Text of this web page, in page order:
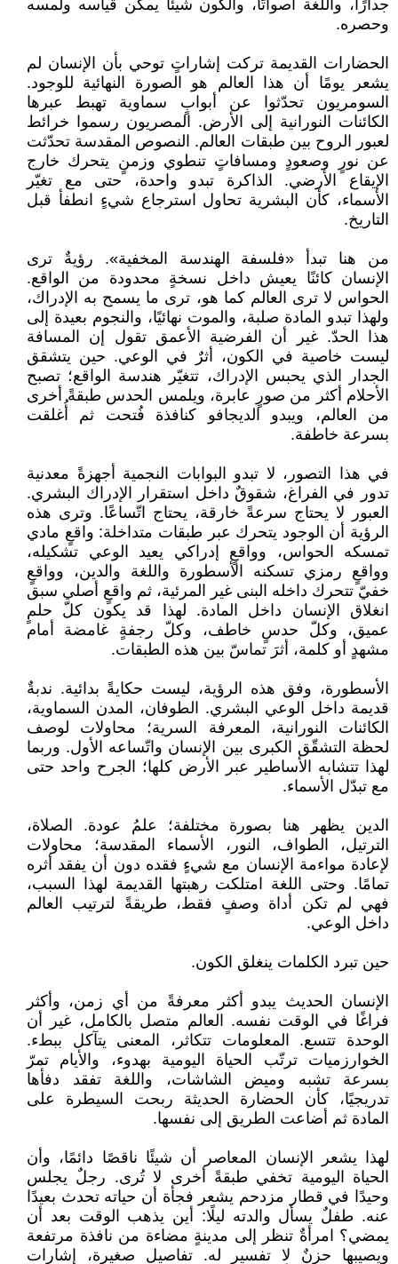
جدارًا، واللغة أصواتًا، والكون شيئًا يمكن قياسه ولمسه
وحصره.
الحضارات القديمة تركت إشاراتٍ توحي بأن الإنسان لم
يشعر يومًا أن هذا العالم هو الصورة النهائية للوجود.
السومريون تحدّثوا عن أبوابٍ سماوية تهبط عبرها
الكائنات النورانية إلى الأرض. المصريون رسموا خرائط
لعبور الروح بين طبقات العالم. النصوص المقدسة تحدّثت
عن نورٍ وصعودٍ ومسافاتٍ تنطوي وزمنٍ يتحرك خارج
الإيقاع الأرضي. الذاكرة تبدو واحدة، حتى مع تغيّر
الأسماء، كأن البشرية تحاول استرجاع شيءٍ انطفأ قبل
التاريخ.
من هنا تبدأ «فلسفة الهندسة المخفية». رؤيةٌ ترى
الإنسان كائنًا يعيش داخل نسخةٍ محدودة من الواقع.
الحواس لا ترى العالم كما هو، ترى ما يسمح به الإدراك،
ولهذا تبدو المادة صلبة، والموت نهائيًا، والنجوم بعيدة إلى
هذا الحدّ. غير أن الفرضية الأعمق تقول إن المسافة
ليست خاصية في الكون، أثرٌ في الوعي. حين يتشقق
الجدار الذي يحبس الإدراك، تتغيّر هندسة الواقع؛ تصبح
الأحلام أكثر من صورٍ عابرة، ويلمس الحدس طبقةً أخرى
من العالم، ويبدو الديجافو كنافذة فُتحت ثم أُغلقت
بسرعة خاطفة.
في هذا التصور، لا تبدو البوابات النجمية أجهزةً معدنية
تدور في الفراغ، شقوقٌ داخل استقرار الإدراك البشري.
العبور لا يحتاج سرعةً خارقة، يحتاج اتّساعًا. وترى هذه
الرؤية أن الوجود يتحرك عبر طبقات متداخلة: واقعٍ مادي
تمسكه الحواس، وواقعٍ إدراكي يعيد الوعي تشكيله،
وواقعٍ رمزي تسكنه الأسطورة واللغة والدين، وواقعٍ
خفيّ تتحرك داخله البنى غير المرئية، ثم واقعٍ أصلي سبق
انغلاق الإنسان داخل المادة. لهذا قد يكون كلّ حلمٍ
عميق، وكلّ حدسٍ خاطف، وكلّ رجفةٍ غامضة أمام
مشهدٍ أو كلمة، أثرَ تماسّ بين هذه الطبقات.
الأسطورة، وفق هذه الرؤية، ليست حكايةً بدائية. ندبةٌ
قديمة داخل الوعي البشري. الطوفان، المدن السماوية،
الكائنات النورانية، المعرفة السرية؛ محاولات لوصف
لحظة التشقّق الكبرى بين الإنسان واتّساعه الأول. وربما
لهذا تتشابه الأساطير عبر الأرض كلها؛ الجرح واحد حتى
مع تبدّل الأسماء.
الدين يظهر هنا بصورة مختلفة؛ علمُ عودة. الصلاة،
الترتيل، الطواف، النور، الأسماء المقدسة؛ محاولات
لإعادة مواءمة الإنسان مع شيءٍ فقده دون أن يفقد أثره
تمامًا. وحتى اللغة امتلكت رهبتها القديمة لهذا السبب،
فهي لم تكن أداة وصفٍ فقط، طريقةً لترتيب العالم
داخل الوعي.
حين تبرد الكلمات ينغلق الكون.
الإنسان الحديث يبدو أكثر معرفةً من أي زمن، وأكثر
فراغًا في الوقت نفسه. العالم متصل بالكامل، غير أن
الوحدة تتسع. المعلومات تتكاثر، المعنى يتآكل ببطء.
الخوارزميات ترتّب الحياة اليومية بهدوء، والأيام تمرّ
بسرعة تشبه وميض الشاشات، واللغة تفقد دفأها
تدريجيًا، كأن الحضارة الحديثة ربحت السيطرة على
المادة ثم أضاعت الطريق إلى نفسها.
لهذا يشعر الإنسان المعاصر أن شيئًا ناقصًا دائمًا، وأن
الحياة اليومية تخفي طبقةً أخرى لا تُرى. رجلٌ يجلس
وحيدًا في قطار مزدحم يشعر فجأة أن حياته تحدث بعيدًا
عنه. طفلٌ يسأل والدته ليلًا: أين يذهب الوقت بعد أن
يمضي؟ امرأةٌ تنظر إلى مدينةٍ مضاءة من نافذة مرتفعة
ويصيبها حزنٌ لا تفسير له. تفاصيل صغيرة، إشارات